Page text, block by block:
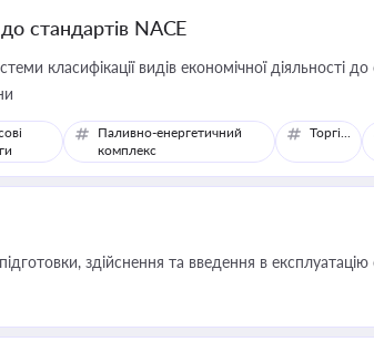
стандартів NACE
класифікації видів економічної діяльності
Паливно-енергетичний
комплекс
Торгівля
здійснення та введення в експлуатацію